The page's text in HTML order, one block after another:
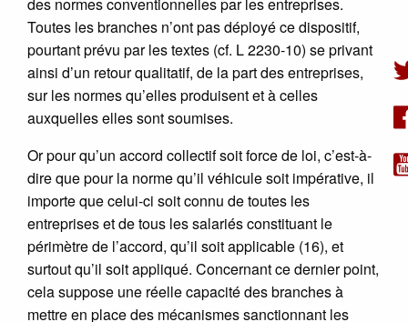
Toutes les branches n’ont pas déployé ce dispositif,
pourtant prévu par les textes (cf. L 2230-10) se privant
ainsi d’un retour qualitatif, de la part des entreprises,
sur les normes qu’elles produisent et à celles
auxquelles elles sont soumises.
Or pour qu’un accord collectif soit force de loi, c’est-à-
dire que pour la norme qu’il véhicule soit impérative, il
importe que celui-ci soit connu de toutes les
entreprises et de tous les salariés constituant le
périmètre de l’accord, qu’il soit applicable (16), et
surtout qu’il soit appliqué. Concernant ce dernier point,
cela suppose une réelle capacité des branches à
mettre en place des mécanismes sanctionnant les